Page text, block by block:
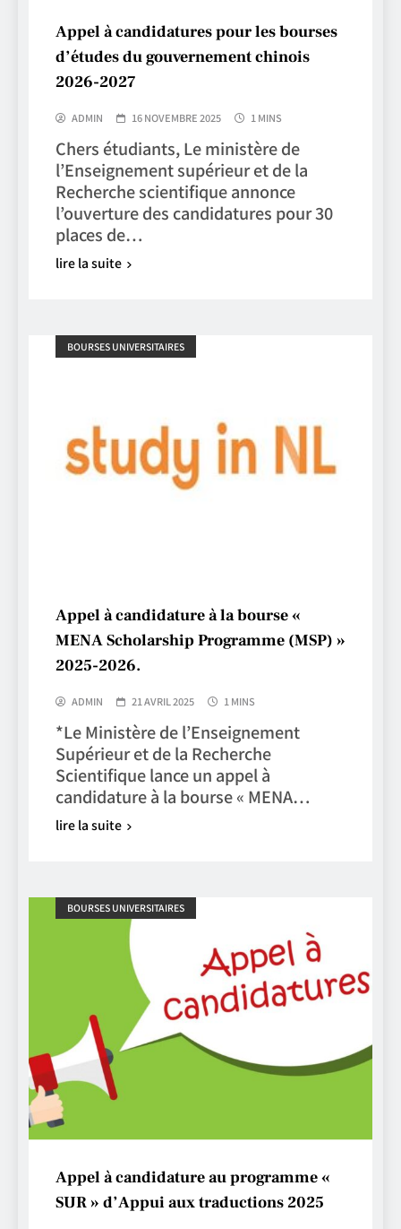
Appel à candidatures pour les bourses
d’études du gouvernement chinois
2026-2027
ADMIN 16 NOVEMBRE 2025 1 MINS
Chers étudiants, Le ministère de
l’Enseignement supérieur et de la
Recherche scientifique annonce
l’ouverture des candidatures pour 30
places de…
lire la suite
BOURSES UNIVERSITAIRES
Appel à candidature à la bourse «
MENA Scholarship Programme (MSP) »
2025-2026.
ADMIN 21 AVRIL 2025 1 MINS
*Le Ministère de l’Enseignement
Supérieur et de la Recherche
Scientifique lance un appel à
candidature à la bourse « MENA…
lire la suite
BOURSES UNIVERSITAIRES
Appel à candidature au programme «
SUR » d’Appui aux traductions 2025